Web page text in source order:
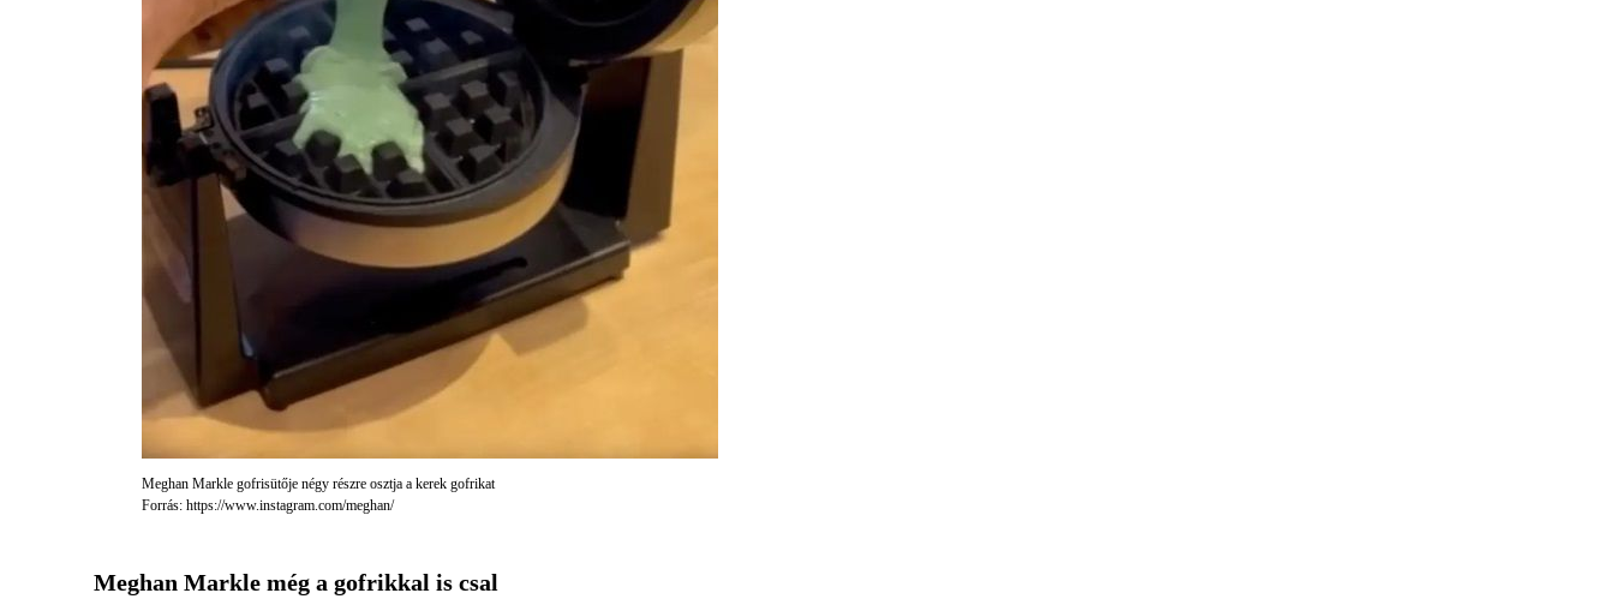
Meghan Markle gofrisütője négy részre osztja a kerek gofrikat
Forrás: https://www.instagram.com/meghan/
Meghan Markle még a gofrikkal is csal